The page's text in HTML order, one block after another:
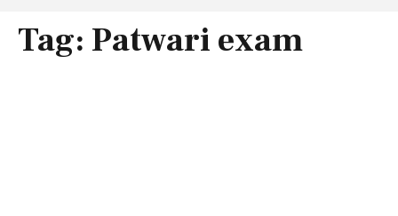
Tag: Patwari exam